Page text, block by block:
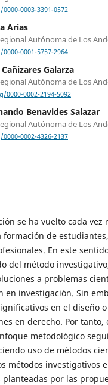
0003-3391-0572
Arias
Autónoma de Los
0001-5757-2964
Galarza
Autónoma de Los
0002-2194-5092
Benavides Salazar
Autónoma de Los
0002-4326-2137
se ha vuelto cada
formación de
En este
del método
a problemas
en investigación. Sin
en el diseño
en derecho. Por
metodológico
uso de métodos
métodos investigativos
planteadas por las